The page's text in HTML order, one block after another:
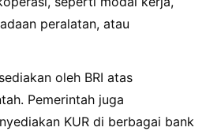
peralatan, atau
oleh BRI atas
Pemerintah juga
KUR di berbagai bank